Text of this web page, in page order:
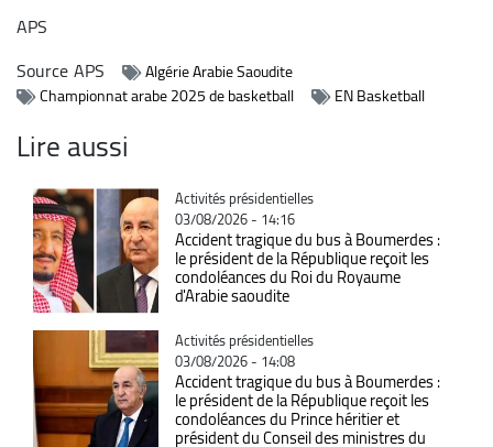
APS
SourceAPS
Algérie Arabie Saoudite
Championnat arabe 2025 de basketball
EN Basketball
Lire aussi
Catégorie
Activités présidentielles
03/08/2026 - 14:16
Accident tragique du bus à Boumerdes :
le président de la République reçoit les
condoléances du Roi du Royaume
d'Arabie saoudite
Catégorie
Activités présidentielles
03/08/2026 - 14:08
Accident tragique du bus à Boumerdes :
le président de la République reçoit les
condoléances du Prince héritier et
président du Conseil des ministres du